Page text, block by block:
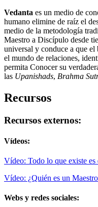
Vedanta es un medio de
humano elimine de raíz el
medio de la metodología
Maestro a Discípulo desde
universal y conduce a que
el mundo de relaciones,
permita Conocer su
las Upanishads, Brahma
Recursos
Recursos externos:
Vídeos:
Vídeo: Todo lo que existe es
Vídeo: ¿Quién es un
Webs y redes sociales: